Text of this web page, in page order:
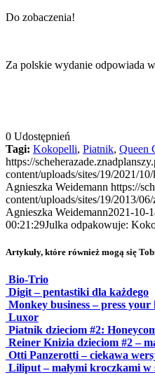
Do zobaczenia!
Za polskie wydanie odpowiada
0 Udostępnień
Tagi: Kokopelli, Piatnik, Queen
https://
content/uploads/sites/19/2021/
Agnieszka Weidemann https://
content/uploads/sites/19/2013/
Agnieszka Weidemann2021-10-
00:21:29Julka odpakowuje:
Artykuły, które również mogą się
Bio-Trio
Digit – pentastiki dla każdego
Monkey business – press
Luxor
Piatnik dzieciom #2:
Reiner Knizia dzieciom #2 –
Otti Panzerotti – ciekawa
Liliput – małymi kroczkami w